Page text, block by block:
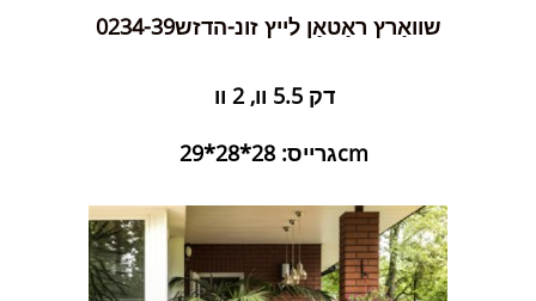
שוואַרץ ראַטאַן לייץ זונ-הדזש0234-39
דק 5.5 וו, 2 וו
גרייס: 28*28*29cm